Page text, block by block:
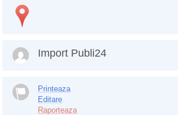
Import Publi24
Printeaza
Editare
Raporteaza